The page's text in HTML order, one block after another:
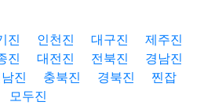
진 인천진 대구진
제주진
진 대전진 전북진
경남진
진 충북진 경북진
찐잡
모두진